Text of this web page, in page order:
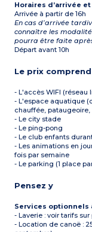
Horaires d’arrivée
Arrivée à partir de 16h
En cas d’arrivée
connaître les
pourra être faite
Départ avant 10h
Le prix comprend
- L'accès WIFI (réseau
- L'espace aquatique
chauffée,
- Le city stade
- Le ping-pong
- Le club enfants
- Les animations en
fois par semaine
- Le parking (1 place
Pensez y
Services optionnels
- Laverie : voir tarifs
- Location de canoë :